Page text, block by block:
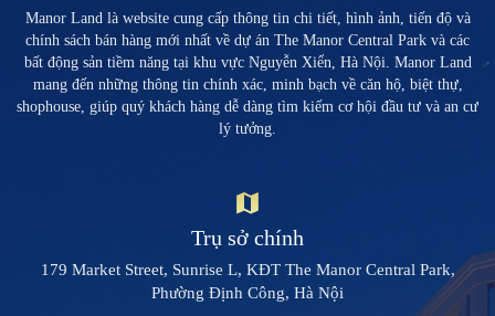
Manor Land là website cung cấp thông tin chi tiết, hình ảnh, tiến độ và
chính sách bán hàng mới nhất về dự án The Manor Central Park và các
bất động sản tiềm năng tại khu vực Nguyễn Xiển, Hà Nội. Manor Land
mang đến những thông tin chính xác, minh bạch về căn hộ, biệt thự,
shophouse, giúp quý khách hàng dễ dàng tìm kiếm cơ hội đầu tư và an cư
lý tưởng.
Trụ sở chính
179 Market Street, Sunrise L, KĐT The Manor Central Park,
Phường Định Công, Hà Nội